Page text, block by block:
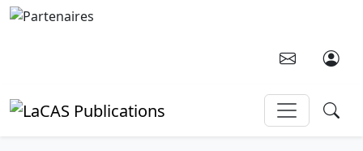
Aller au contenu principal